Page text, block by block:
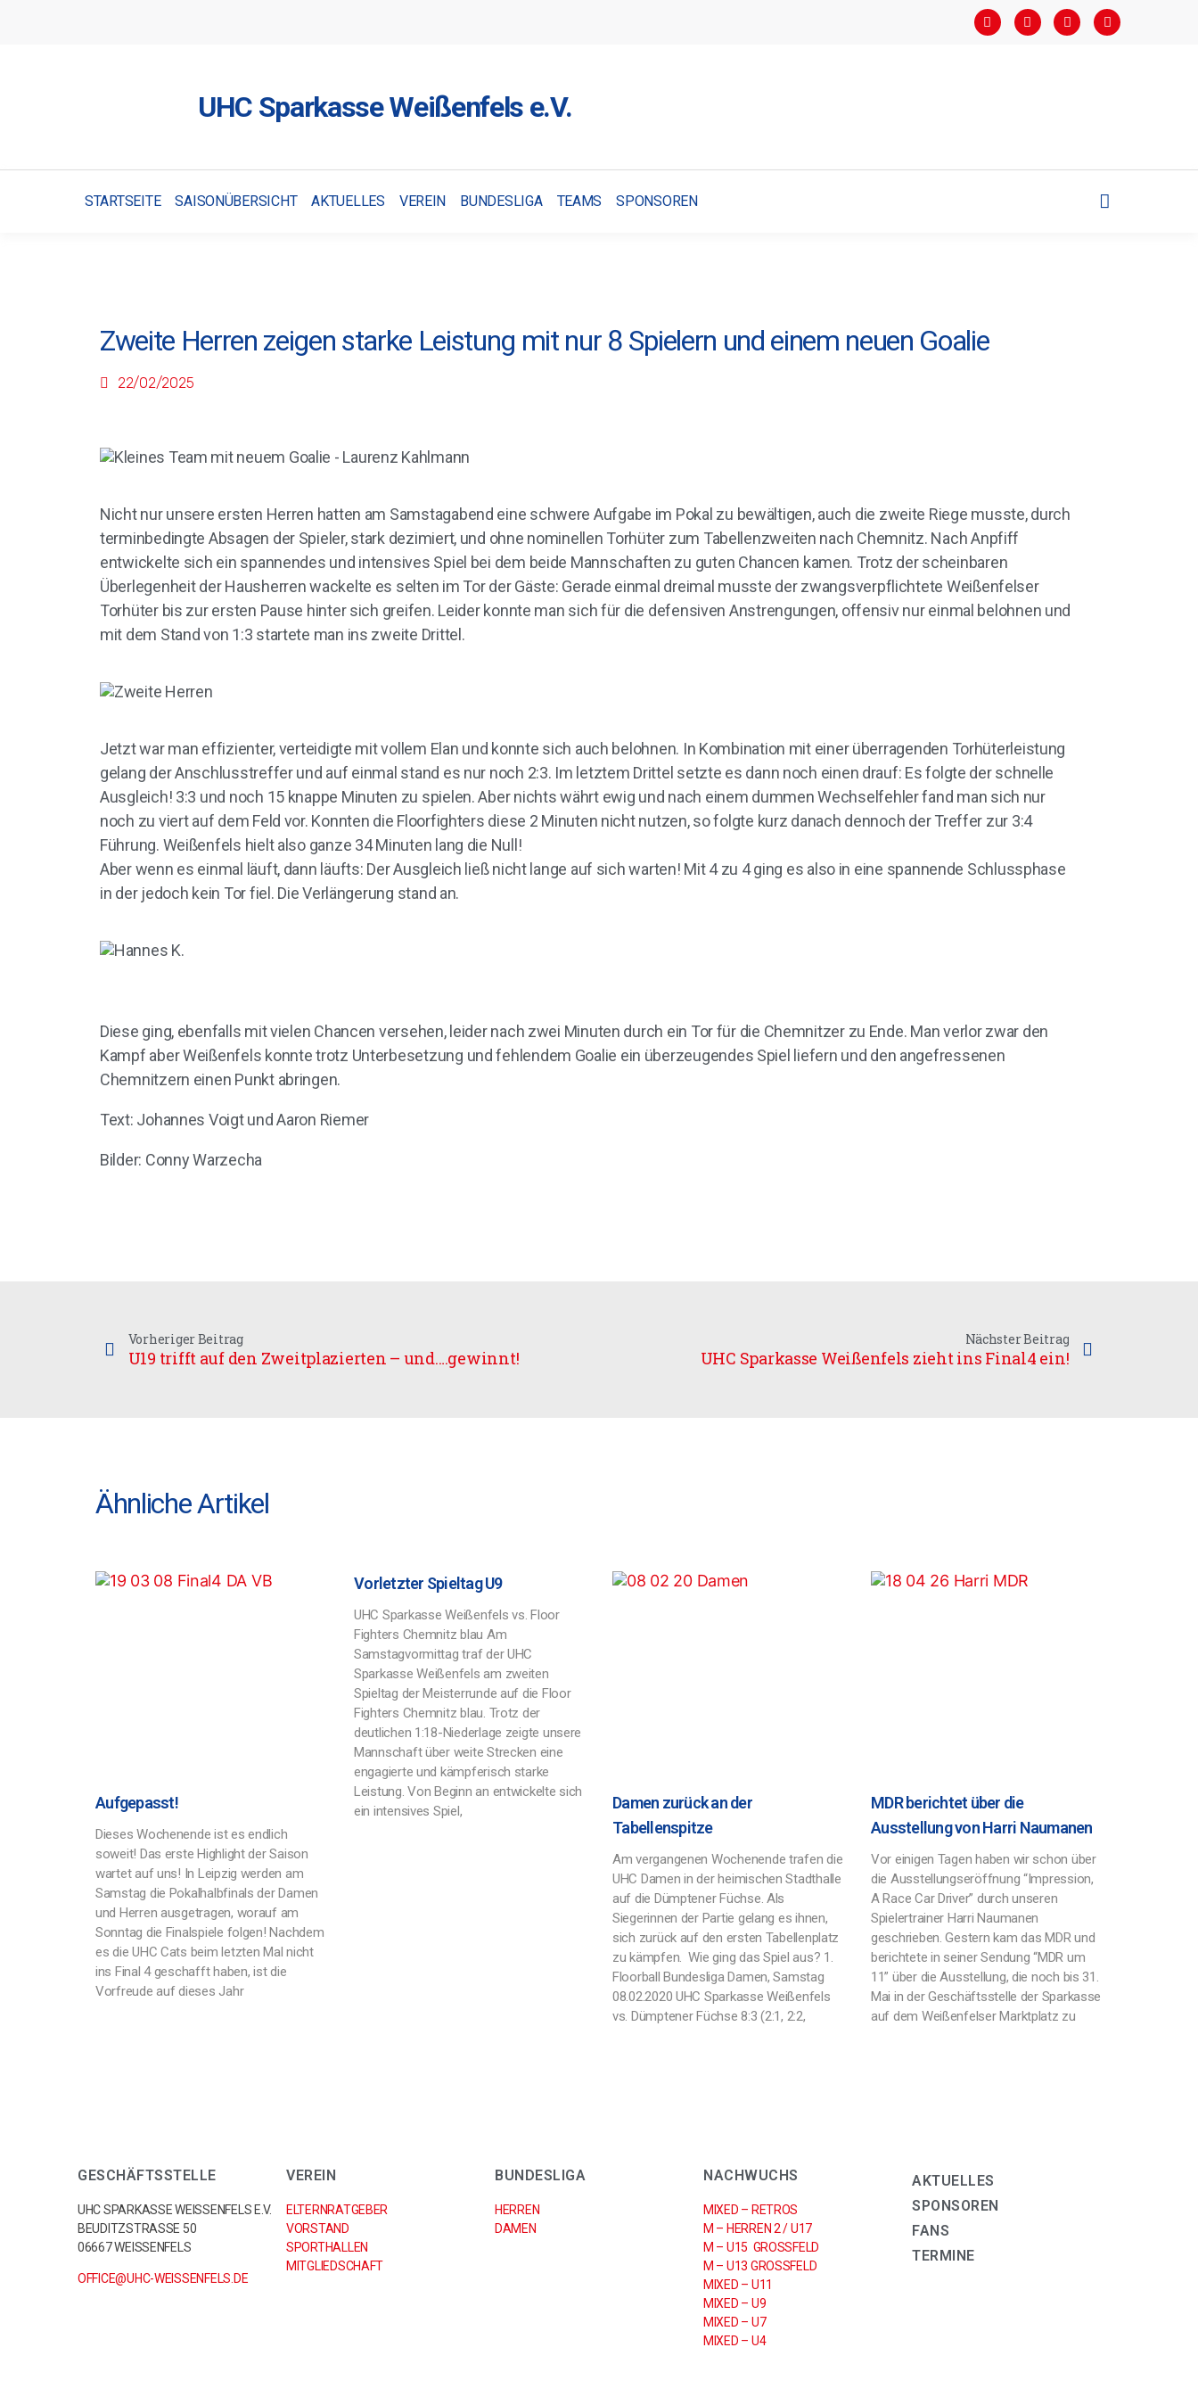
UHC Sparkasse Weißenfels e.V.
STARTSEITE SAISONÜBERSICHT AKTUELLES VEREIN BUNDESLIGA TEAMS SPONSOREN
Zweite Herren zeigen starke Leistung mit nur 8 Spielern und einem neuen Goalie
22/02/2025
Nicht nur unsere ersten Herren hatten am Samstagabend eine schwere Aufgabe im Pokal zu bewältigen, auch die zweite Riege musste, durch
terminbedingte Absagen der Spieler, stark dezimiert, und ohne nominellen Torhüter zum Tabellenzweiten nach Chemnitz. Nach Anpfiff
entwickelte sich ein spannendes und intensives Spiel bei dem beide Mannschaften zu guten Chancen kamen. Trotz der scheinbaren
Überlegenheit der Hausherren wackelte es selten im Tor der Gäste: Gerade einmal dreimal musste der zwangsverpflichtete Weißenfelser
Torhüter bis zur ersten Pause hinter sich greifen. Leider konnte man sich für die defensiven Anstrengungen, offensiv nur einmal belohnen und
mit dem Stand von 1:3 startete man ins zweite Drittel.
Jetzt war man effizienter, verteidigte mit vollem Elan und konnte sich auch belohnen. In Kombination mit einer überragenden Torhüterleistung
gelang der Anschlusstreffer und auf einmal stand es nur noch 2:3. Im letztem Drittel setzte es dann noch einen drauf: Es folgte der schnelle
Ausgleich! 3:3 und noch 15 knappe Minuten zu spielen. Aber nichts währt ewig und nach einem dummen Wechselfehler fand man sich nur
noch zu viert auf dem Feld vor. Konnten die Floorfighters diese 2 Minuten nicht nutzen, so folgte kurz danach dennoch der Treffer zur 3:4
Führung. Weißenfels hielt also ganze 34 Minuten lang die Null!
Aber wenn es einmal läuft, dann läufts: Der Ausgleich ließ nicht lange auf sich warten! Mit 4 zu 4 ging es also in eine spannende Schlussphase
in der jedoch kein Tor fiel. Die Verlängerung stand an.
Diese ging, ebenfalls mit vielen Chancen versehen, leider nach zwei Minuten durch ein Tor für die Chemnitzer zu Ende. Man verlor zwar den
Kampf aber Weißenfels konnte trotz Unterbesetzung und fehlendem Goalie ein überzeugendes Spiel liefern und den angefressenen
Chemnitzern einen Punkt abringen.
Text: Johannes Voigt und Aaron Riemer
Bilder: Conny Warzecha
Vorheriger Beitrag
U19 trifft auf den Zweitplazierten – und….gewinnt!
Nächster Beitrag
UHC Sparkasse Weißenfels zieht ins Final4 ein!
Ähnliche Artikel
Aufgepasst!
Dieses Wochenende ist es endlich
soweit! Das erste Highlight der Saison
wartet auf uns! In Leipzig werden am
Samstag die Pokalhalbfinals der Damen
und Herren ausgetragen, worauf am
Sonntag die Finalspiele folgen! Nachdem
es die UHC Cats beim letzten Mal nicht
ins Final 4 geschafft haben, ist die
Vorfreude auf dieses Jahr
Vorletzter Spieltag U9
UHC Sparkasse Weißenfels vs. Floor
Fighters Chemnitz blau Am
Samstagvormittag traf der UHC
Sparkasse Weißenfels am zweiten
Spieltag der Meisterrunde auf die Floor
Fighters Chemnitz blau. Trotz der
deutlichen 1:18-Niederlage zeigte unsere
Mannschaft über weite Strecken eine
engagierte und kämpferisch starke
Leistung. Von Beginn an entwickelte sich
ein intensives Spiel,
Damen zurück an der
Tabellenspitze
Am vergangenen Wochenende trafen die
UHC Damen in der heimischen Stadthalle
auf die Dümptener Füchse. Als
Siegerinnen der Partie gelang es ihnen,
sich zurück auf den ersten Tabellenplatz
zu kämpfen. Wie ging das Spiel aus? 1.
Floorball Bundesliga Damen, Samstag
08.02.2020 UHC Sparkasse Weißenfels
vs. Dümptener Füchse 8:3 (2:1, 2:2,
MDR berichtet über die
Ausstellung von Harri Naumanen
Vor einigen Tagen haben wir schon über
die Ausstellungseröffnung “Impression,
A Race Car Driver” durch unseren
Spielertrainer Harri Naumanen
geschrieben. Gestern kam das MDR und
berichtete in seiner Sendung “MDR um
11” über die Ausstellung, die noch bis 31.
Mai in der Geschäftsstelle der Sparkasse
auf dem Weißenfelser Marktplatz zu
GESCHÄFTSSTELLE
UHC SPARKASSE WEISSENFELS E.V.
BEUDITZSTRASSE 50
06667 WEISSENFELS
OFFICE@UHC-WEISSENFELS.DE
VEREIN
ELTERNRATGEBER
VORSTAND
SPORTHALLEN
MITGLIEDSCHAFT
BUNDESLIGA
HERREN
DAMEN
NACHWUCHS
MIXED – RETROS
M – HERREN 2 / U17
M – U15 GROSSFELD
M – U13 GROSSFELD
MIXED – U11
MIXED – U9
MIXED – U7
MIXED – U4
AKTUELLES
SPONSOREN
FANS
TERMINE